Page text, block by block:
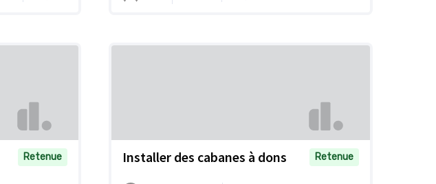
Retenue Installer des cabanes à dons Retenue